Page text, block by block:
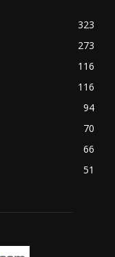
323
273
116
116
94
70
66
51